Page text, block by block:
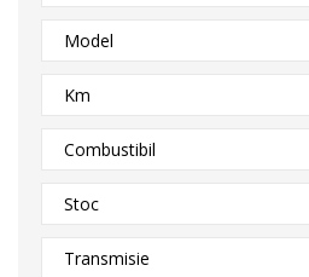
Model
Km
Combustibil
Stoc
Transmisie